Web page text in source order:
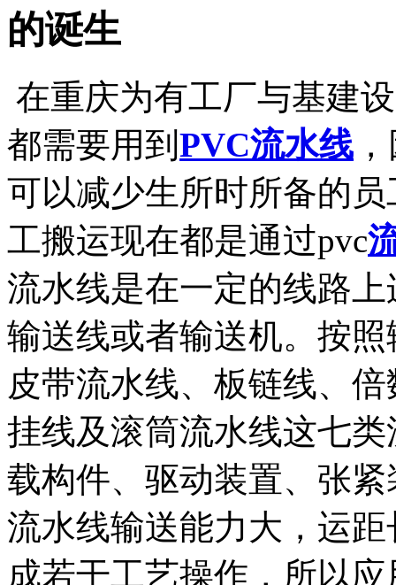
的诞生
在重庆为有工厂与基建
都需要用到 PVC流水线
可以减少生所时所备的
工搬运现在都是通过pvc
流水线是在一定的线路
输送线或者输送机。按
皮带流水线、板链线、
挂线及滚筒流水线这七
载构件、驱动装置、张
流水线输送能力大，运
成若干工艺操作，所以